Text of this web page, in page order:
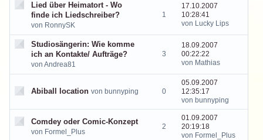
Lied über Heimatort - Wo
finde ich Liedschreiber?
von RonnySK
1
17.10.2007
10:28:41
von Lucky Lips
Studiosängerin: Wie komme
ich an Kontakte/ Aufträge?
von Andrea81
3
18.09.2007
00:22:22
von Mathias
Abiball location von bunnyping 0
05.09.2007
12:35:17
von bunnyping
Comdey oder Comic-Konzept
von Formel_Plus
2
01.09.2007
20:19:18
von Formel_Plus